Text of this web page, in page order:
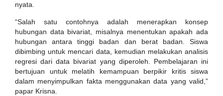
nyata.
“Salah satu contohnya adalah menerapkan konsep
hubungan data bivariat, misalnya menentukan apakah ada
hubungan antara tinggi badan dan berat badan. Siswa
dibimbing untuk mencari data, kemudian melakukan analisis
regresi dari data bivariat yang diperoleh. Pembelajaran ini
bertujuan untuk melatih kemampuan berpikir kritis siswa
dalam menyimpulkan fakta menggunakan data yang valid,”
papar Krisna.